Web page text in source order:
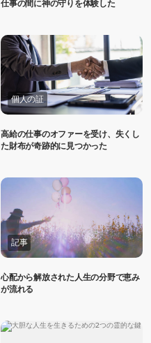
仕事の間に神の守りを体験した
個人の証
高給の仕事のオファーを受け、失くし
た財布が奇跡的に見つかった
記事
心配から解放された人生の分野で恵み
が流れる